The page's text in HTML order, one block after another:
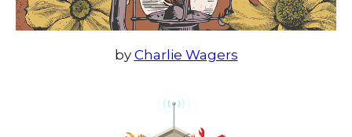
by Charlie Wagers